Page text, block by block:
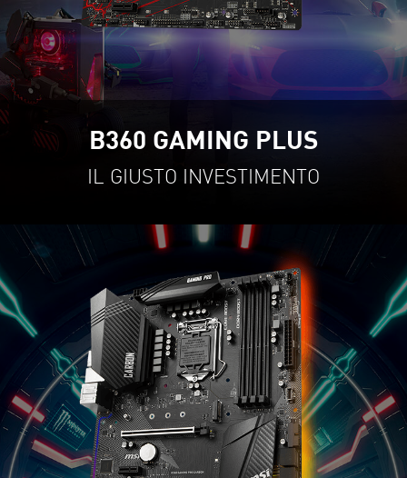
B360 GAMING PLUS
IL GIUSTO INVESTIMENTO